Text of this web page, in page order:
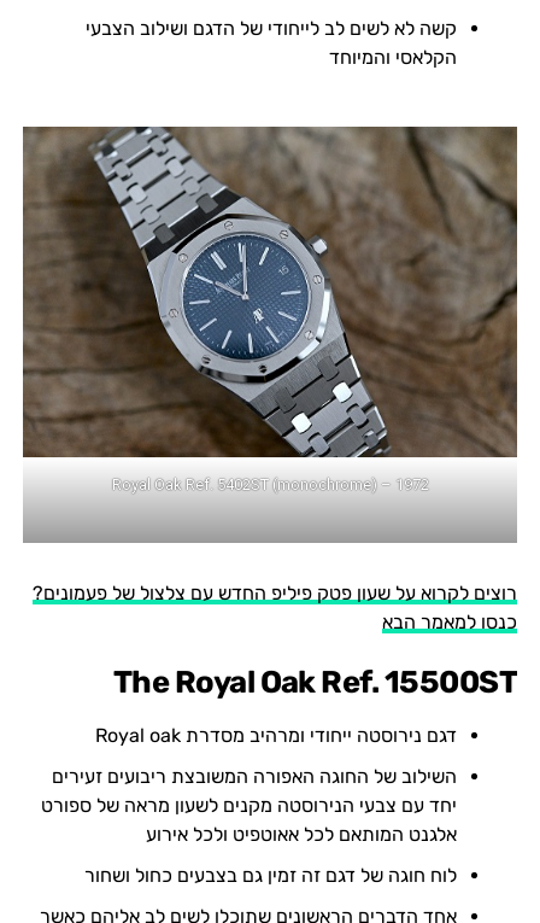
קשה לא לשים לב לייחודי של הדגם ושילוב הצבעי
הקלאסי והמיוחד
1972 – Royal Oak Ref. 5402ST (monochrome)
רוצים לקרוא על שעון פטק פיליפ החדש עם צלצול של פעמונים?
כנסו למאמר הבא
The Royal Oak Ref. 15500ST
דגם נירוסטה ייחודי ומרהיב מסדרת Royal oak
השילוב של החוגה האפורה המשובצת ריבועים זעירים
יחד עם צבעי הנירוסטה מקנים לשעון מראה של ספורט
אלגנט המותאם לכל אאוטפיט ולכל אירוע
לוח חוגה של דגם זה זמין גם בצבעים כחול ושחור
אחד הדברים הראשונים שתוכלו לשים לב אליהם כאשר